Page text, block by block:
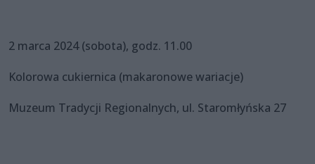
2 marca 2024 (sobota), godz. 11.00
Kolorowa cukiernica (makaronowe wariacje)
Muzeum Tradycji Regionalnych, ul. Staromłyńska 27